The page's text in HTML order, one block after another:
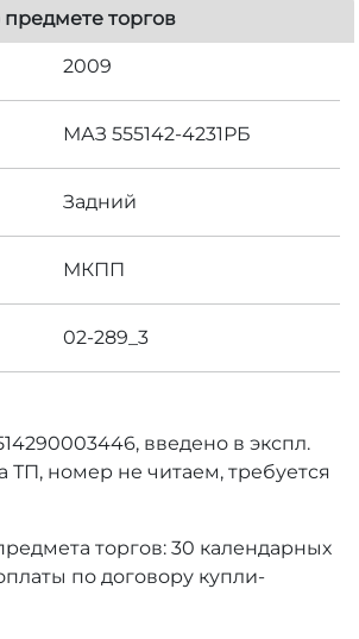
торгов
2009
МАЗ 555142-4231РБ
Задний
МКПП
02-289_3
введено в экспл.
ТП, номер не читаем, требуется
торгов: 30 календарных
по договору купли-